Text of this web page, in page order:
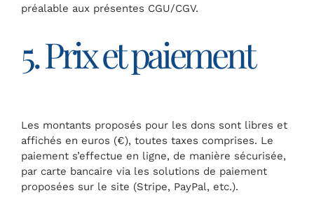
préalable aux présentes CGU/CGV.
5. Prix et paiement
Les montants proposés pour les dons sont libres et
affichés en euros (€), toutes taxes comprises. Le
paiement s’effectue en ligne, de manière sécurisée,
par carte bancaire via les solutions de paiement
proposées sur le site (Stripe, PayPal, etc.).